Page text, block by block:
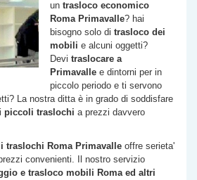
un trasloco economico
Roma Primavalle? hai
bisogno solo di trasloco dei
mobili e alcuni oggetti?
Devi traslocare a
Primavalle e dintorni per in
piccolo periodo e ti servono
La nostra ditta è in grado di soddisfare
piccoli traslochi a prezzi davvero
traslochi Roma Primavalle offre serieta'
convenienti. Il nostro servizio
e trasloco mobili Roma ed altri